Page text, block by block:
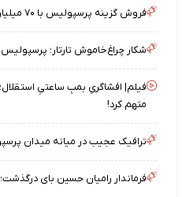
فروش گزینه پرسپولیس با ۷۰ میلیارد تومان
شکار چراغ‌خاموش تارتار؛ پرسپولیس
فیلم| افشاگریِ بمبِ ساعتیِ
متهم کرد!
ترافیک عجیب در میانه میدان
فرماندار رامیان حسین بای